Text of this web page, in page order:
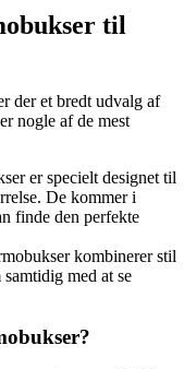
til
der et bredt udvalg af
nogle af de mest
er specielt designet til
De kommer i
finde den perfekte
kombinerer stil
med at se